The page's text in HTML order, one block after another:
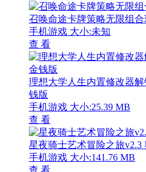
召唤命途卡牌策略无限组合
手机游戏 大小:未知
查 看
理想大学人生内置修改器
钱版
手机游戏 大小:25.39 MB
查 看
星夜骑士艺术冒险之旅v2.3
手机游戏 大小:141.76 MB
查 看